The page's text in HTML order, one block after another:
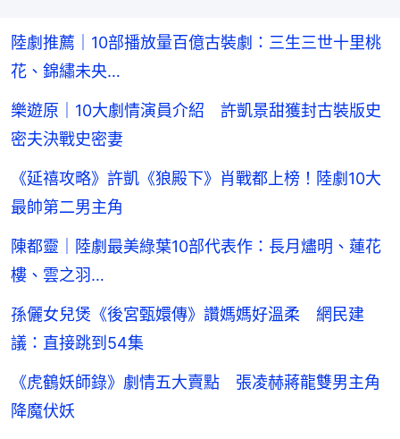
陸劇推薦｜10部播放量百億古裝劇：三生三世十里桃
花、錦繡未央…
樂遊原｜10大劇情演員介紹 許凱景甜獲封古裝版史
密夫決戰史密妻
《延禧攻略》許凱《狼殿下》肖戰都上榜！陸劇10大
最帥第二男主角
陳都靈｜陸劇最美綠葉10部代表作：長月燼明、蓮花
樓、雲之羽…
孫儷女兒煲《後宮甄嬛傳》讚媽媽好溫柔 網民建
議：直接跳到54集
《虎鶴妖師錄》劇情五大賣點 張凌赫蔣龍雙男主角
降魔伏妖